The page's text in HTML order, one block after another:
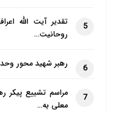
5
تقدیر آیت الله
روحانیت…
6 رهبر شهید محور
7
مراسم تشییع پیکر
معلی به…